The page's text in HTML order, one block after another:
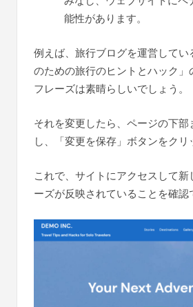
能性があります。
例えば、旅行ブログを運営して
のための旅行のヒントとハック」
フレーズは素晴らしいでしょう。
それを変更したら、ページの下
し、「変更を保存」ボタンをクリ
これで、サイトにアクセスして新
ーズが反映されていることを確認